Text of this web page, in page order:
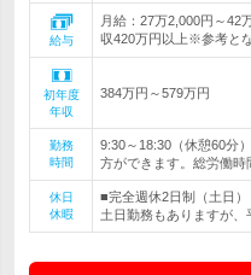
給与
月給：27万2,000円～
収420万円以上※参考と
初年度
年収
384万円～579万円
勤務
時間
9:30～18:30（休憩60分
方ができます。総労働時
休日
休暇
■完全週休2日制（土日
土日勤務もありますが、